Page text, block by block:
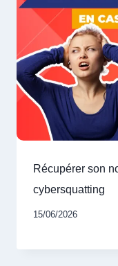
Récupérer son
cybersquatting
15/06/2026